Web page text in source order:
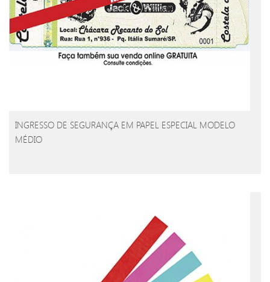
INGRESSO DE SEGURANÇA EM PAPEL ESPECIAL MODELO
MÉDIO